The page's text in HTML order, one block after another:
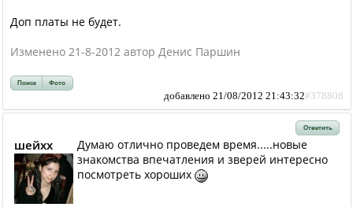
Доп платы не будет.
Изменено 21-8-2012 автор Денис Паршин
Поиск Фото
добавлено 21/08/2012 21:43:32#378808
Ответить
шейхх
Думаю отлично проведем время.....новые
знакомства впечатления и зверей интересно
посмотреть хороших